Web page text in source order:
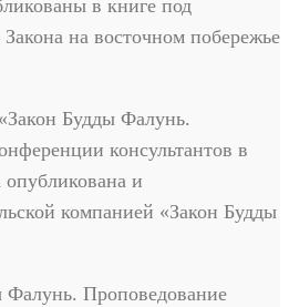
в книге под
на восточном побережье
Будды Фалунь.
консультантов в
опубликована и
компанией «Закон Будды
Проповедование